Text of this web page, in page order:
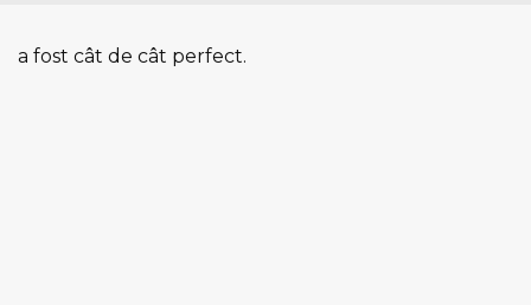
a fost cât de cât perfect.